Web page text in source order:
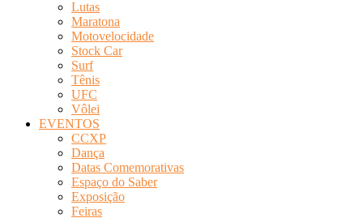
Lutas
Maratona
Motovelocidade
Stock Car
Surf
Tênis
UFC
Vôlei
EVENTOS
CCXP
Dança
Datas Comemorativas
Espaço do Saber
Exposição
Feiras